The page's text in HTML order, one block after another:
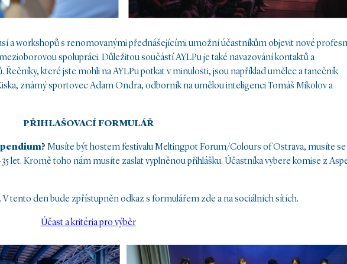
a workshopů s renomovanými přednášejícími umožní účastníkům objevit nové
spolupráci. Důležitou součástí AYLPu je také navazování kontaktů a
které jste mohli na AYLPu potkat v minulosti, jsou například umělec a tanečník
známý sportovec Adam Ondra, odborník na umělou inteligenci Tomáš Mikolov a
PŘIHLAŠOVACÍ FORMULÁŘ
Musíte být hostem festivalu Meltingpot Forum/Colours of Ostrava, musíte se
let. Kromě toho nám musíte zaslat vyplněnou přihlášku. Účastníka vybere komise z
. V tento den bude zpřístupněn odkaz s formulářem zde a na sociálních sítích.
Účast a kritéria pro výběr